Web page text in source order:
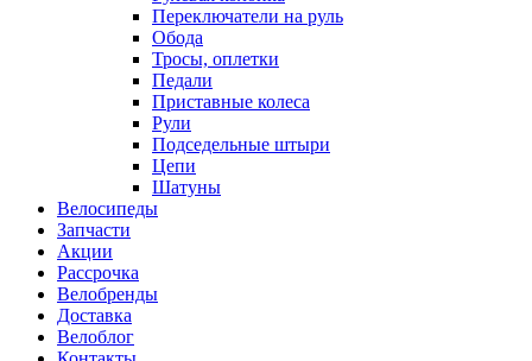
Переключатели на руль
Обода
Тросы, оплетки
Педали
Приставные колеса
Рули
Подседельные штыри
Цепи
Шатуны
Велосипеды
Запчасти
Акции
Рассрочка
Велобренды
Доставка
Велоблог